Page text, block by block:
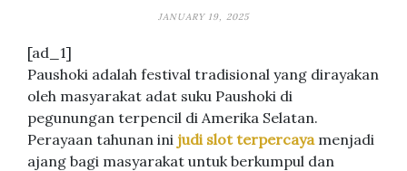
JANUARY 19, 2025
[ad_1]
Paushoki adalah festival tradisional yang dirayakan
oleh masyarakat adat suku Paushoki di
pegunungan terpencil di Amerika Selatan.
Perayaan tahunan ini judi slot terpercaya menjadi
ajang bagi masyarakat untuk berkumpul dan